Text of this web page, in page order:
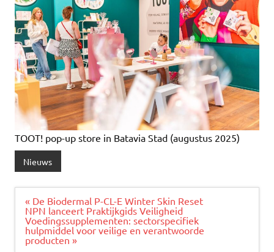
TOOT! pop-up store in Batavia Stad (augustus 2025)
Nieuws
Bericht
navigatie
« De Biodermal P-CL-E Winter Skin Reset
NPN lanceert Praktijkgids Veiligheid
Voedingssupplementen: sectorspecifiek
hulpmiddel voor veilige en verantwoorde
producten »